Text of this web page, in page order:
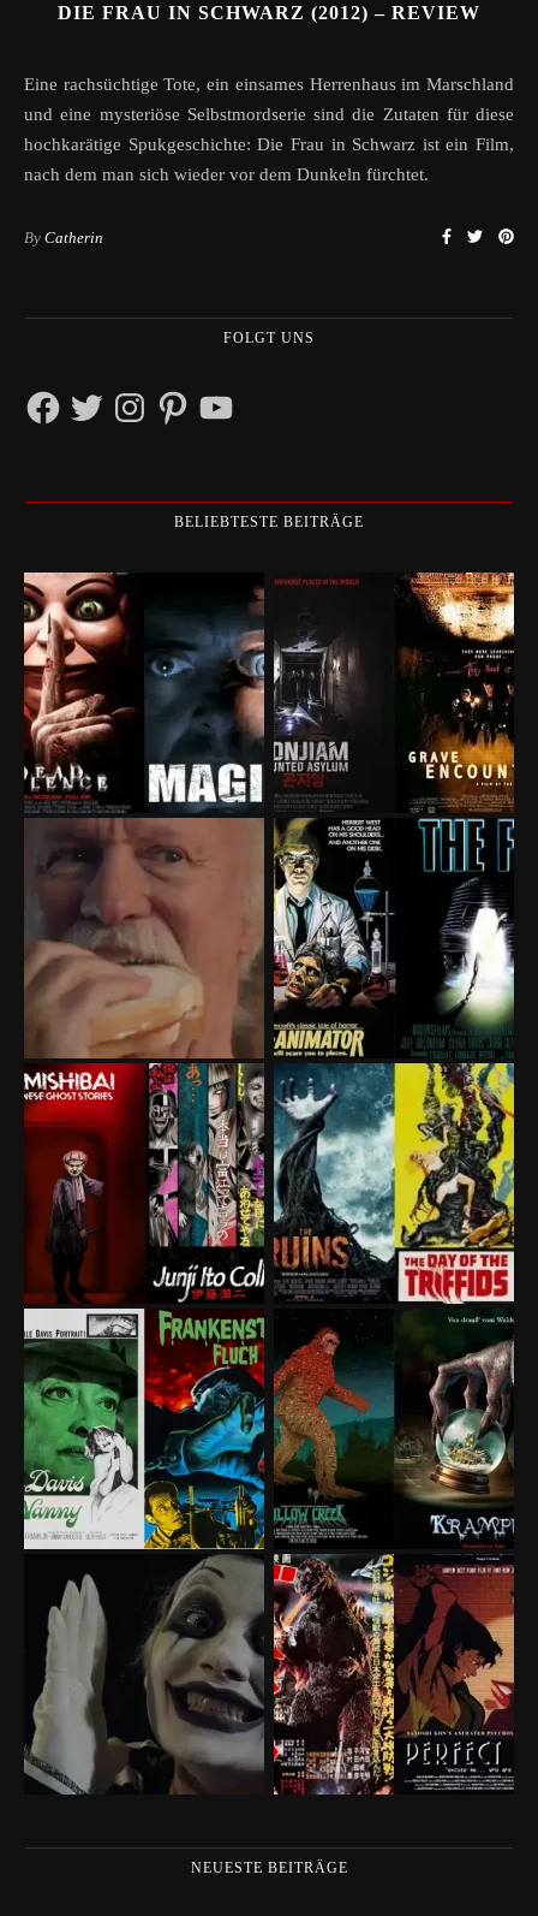
DIE FRAU IN SCHWARZ (2012) – REVIEW
Eine rachsüchtige Tote, ein einsames Herrenhaus im Marschland
und eine mysteriöse Selbstmordserie sind die Zutaten für diese
hochkarätige Spukgeschichte: Die Frau in Schwarz ist ein Film,
nach dem man sich wieder vor dem Dunkeln fürchtet.
By Catherin
FOLGT UNS
FacebookTwitterInstagramPinterestYouTube
BELIEBTESTE BEITRÄGE
NEUESTE BEITRÄGE